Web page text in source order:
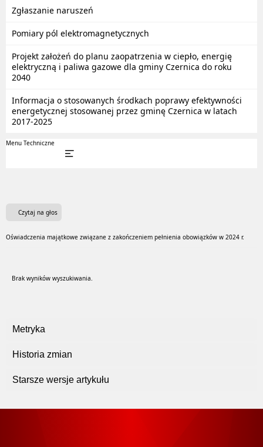
Zgłaszanie naruszeń
Pomiary pól elektromagnetycznych
Projekt założeń do planu zaopatrzenia w ciepło, energię
elektryczną i paliwa gazowe dla gminy Czernica do roku
2040
Informacja o stosowanych środkach poprawy efektywności
energetycznej stosowanej przez gminę Czernica w latach
2017-2025
Menu Techniczne
Czytaj na głos
Oświadczenia majątkowe związane z zakończeniem pełnienia obowiązków w 2024 r.
Brak wyników wyszukiwania.
Metryka
Historia zmian
Starsze wersje artykułu